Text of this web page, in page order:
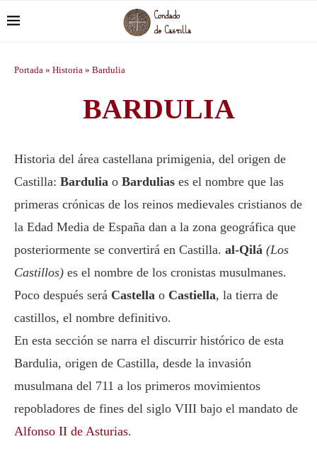
Portada » Historia » Bardulia
BARDULIA
Historia del área castellana primigenia, del origen de
Castilla: Bardulia o Bardulias es el nombre que las
primeras crónicas de los reinos medievales cristianos de
la Edad Media de España dan a la zona geográfica que
posteriormente se convertirá en Castilla. al-Qilá (Los
Castillos) es el nombre de los cronistas musulmanes.
Poco después será Castella o Castiella, la tierra de
castillos, el nombre definitivo.
En esta sección se narra el discurrir histórico de esta
Bardulia, origen de Castilla, desde la invasión
musulmana del 711 a los primeros movimientos
repobladores de fines del siglo VIII bajo el mandato de
Alfonso II de Asturias.